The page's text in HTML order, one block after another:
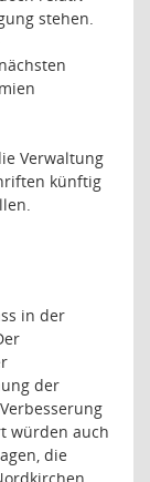
stehen.
Verwaltung
künftig
in der
der
würden auch
die